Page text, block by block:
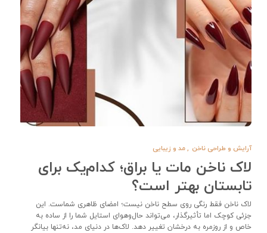
آرایش و طراحی ناخن ,مد و زیبایی
لاک ناخن مات یا براق؛ کدام‌یک برای
تابستان بهتر است؟
لاک ناخن فقط رنگی روی سطح ناخن نیست؛ امضای ظاهری شماست. این
جزئی کوچک اما تأثیرگذار، می‌تواند حال‌وهوای استایل شما را از ساده به
خاص و از روزمره به درخشان تغییر دهد. لاک‌ها در دنیای مد، نه‌تنها بیانگر